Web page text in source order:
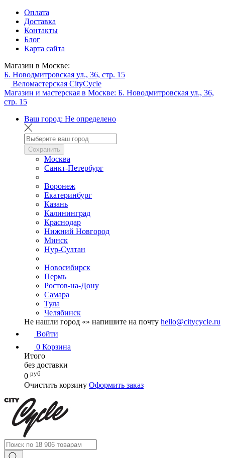
Оплата
Доставка
Контакты
Блог
Карта сайта
Магазин в Москве:
Б. Новодмитровская ул., 36, стр. 15
Веломастерская CityCycle
Магазин и мастерская в Москве: Б. Новодмитровская ул., 36,
стр. 15
Ваш город: Не определено
Сохранить
Москва
Санкт-Петербург
Воронеж
Екатеринбург
Казань
Калининград
Краснодар
Нижний Новгород
Минск
Нур-Султан
Новосибирск
Пермь
Ростов-на-Дону
Самара
Тула
Челябинск
Не нашли город «» напишите на почту hello@citycycle.ru
Войти
0 Корзина
Итого
без доставки
0 руб
Очистить корзину Оформить заказ